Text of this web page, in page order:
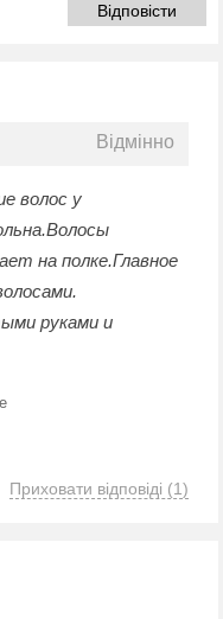
Відповісти
Відмінно
волос у
на полке.Главное
руками и
Приховати відповіді (1)